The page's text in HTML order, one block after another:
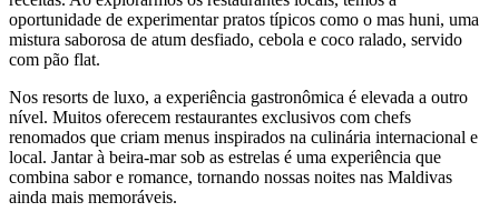
oportunidade de experimentar pratos típicos como o mas huni, uma
mistura saborosa de atum desfiado, cebola e coco ralado, servido
com pão flat.
Nos resorts de luxo, a experiência gastronômica é elevada a outro
nível. Muitos oferecem restaurantes exclusivos com chefs
renomados que criam menus inspirados na culinária internacional e
local. Jantar à beira-mar sob as estrelas é uma experiência que
combina sabor e romance, tornando nossas noites nas Maldivas
ainda mais memoráveis.